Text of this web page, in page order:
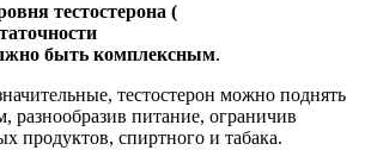
тестостерона (
быть комплексным.
тестостерон можно поднять
разнообразив питание, ограничив
продуктов, спиртного и табака.